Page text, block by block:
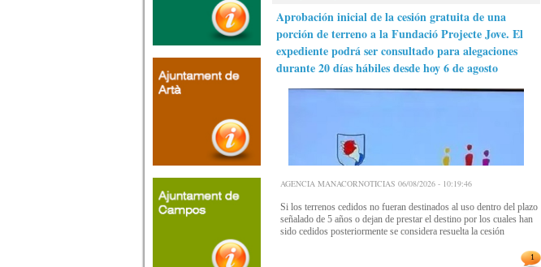
Aprobación inicial de la cesión gratuita de una
porción de terreno a la Fundació Projecte Jove. El
expediente podrá ser consultado para alegaciones
durante 20 días hábiles desde hoy 6 de agosto
AGENCIA MANACORNOTICIAS 06/08/2026 - 10:19:46
Si los terrenos cedidos no fueran destinados al uso dentro del plazo
señalado de 5 años o dejan de prestar el destino por los cuales han
sido cedidos posteriormente se considera resuelta la cesión
1